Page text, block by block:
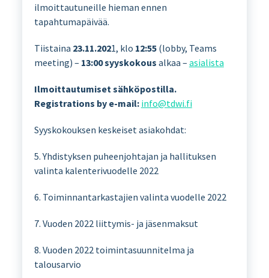
ilmoittautuneille hieman ennen
tapahtumapäivää.
Tiistaina 23.11.2021, klo 12:55(lobby, Teams
meeting) – 13:00 syyskokous alkaa – asialista
Ilmoittautumiset sähköpostilla.
Registrations by e-mail: info@tdwi.fi
Syyskokouksen keskeiset asiakohdat:
5. Yhdistyksen puheenjohtajan ja hallituksen
valinta kalenterivuodelle 2022
6. Toiminnantarkastajien valinta vuodelle 2022
7. Vuoden 2022 liittymis- ja jäsenmaksut
8. Vuoden 2022 toimintasuunnitelma ja
talousarvio